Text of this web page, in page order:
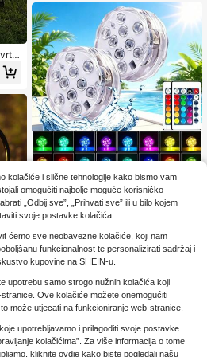
st
zal
a, svjetla za bazene, svjetla za ribnj
ake, svjetla za vaze, svjetla za kad
e, svjetla za akvarije, svjetla za ulje
pšavanje vodenih biljaka, svjetla za
fontane, podvodna svjetla, plutajuć
a svjetla, svjetla za akvarije, podvo
dna rasvjeta, svjetla za ribnjake, ras
vjeta za vodene elemente, svjetla z
a vrtne ukrase, svjetla za zabave/vj
enčanja/barove, projekcijska atmos
ferska svjetla
2/4 kom RGB LED podvodna svjetla
s daljinskim upravljačem, stolna LE
D lampa, pogodno za bazen, spa, a
kvarij, ribnjak, dekoraciju za zabav
u, na baterije, 4 načina rada, 16 boj
a, baterije nisu uključene
12.74€ 12.75€
kolačiće i slične tehnologije kako bismo vam
omogućiti najbolje moguće korisničko
„Odbij sve”, „Prihvati sve” ili u bilo kojem
svoje postavke kolačića.
ćemo sve neobavezne kolačiće, koji nam
funkcionalnost te personalizirati sadržaj i
kupovine na SHEIN-u.
upotrebu samo strogo nužnih kolačića koji
Ove kolačiće možete onemogućiti
može utjecati na funkcioniranje web-stranice.
upotrebljavamo i prilagoditi svoje postavke
kolačićima”. Za više informacija o tome
kliknite ovdje kako biste pogledali našu